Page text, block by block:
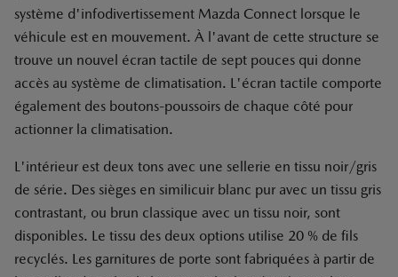
système d'infodivertissement Mazda Connect lorsque le
véhicule est en mouvement. À l'avant de cette structure se
trouve un nouvel écran tactile de sept pouces qui donne
accès au système de climatisation. L'écran tactile comporte
également des boutons-poussoirs de chaque côté pour
actionner la climatisation.
L'intérieur est deux tons avec une sellerie en tissu noir/gris
de série. Des sièges en similicuir blanc pur avec un tissu gris
contrastant, ou brun classique avec un tissu noir, sont
disponibles. Le tissu des deux options utilise 20 % de fils
recyclés. Les garnitures de porte sont fabriquées à partir de